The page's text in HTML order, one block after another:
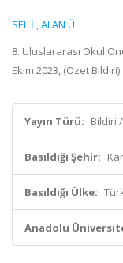
SEL İ.,ALAN Ü.
8. Uluslararası Okul
Ekim 2023, (Özet Bildiri)
Yayın Türü: Bildiri
Basıldığı Şehir:
Basıldığı Ülke:
Anadolu